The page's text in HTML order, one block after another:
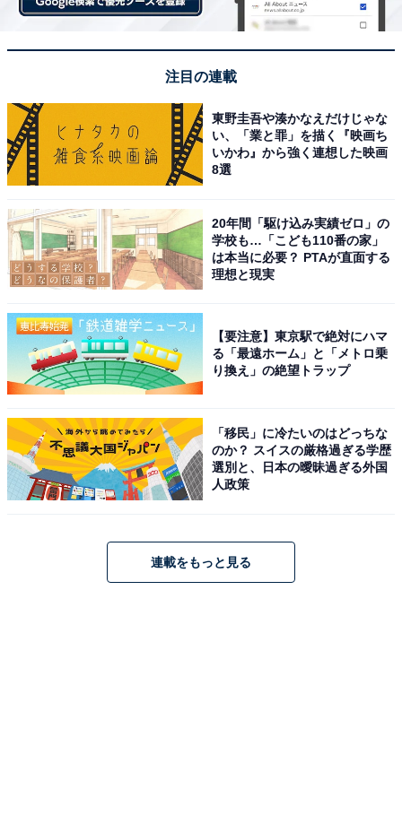
強くも優雅な絶景です。堀に映る『逆さ松本城』も人気
お掘りからすっと伸びる立ち姿はまさ絶景だと思いま
す」（40代男性／東京都）といった声が集まりました。
次ページ 7位までのランキング結果を見る
注目の連載
東野圭吾や湊かなえだけじゃな
い、「業と罪」を描く『映画ち
いかわ』から強く連想した映画
8選
20年間「駆け込み実績ゼロ」の
学校も…「こども110番の家」
は本当に必要？ PTAが直面する
理想と現実
【要注意】東京駅で絶対にハマ
る「最遠ホーム」と「メトロ乗
り換え」の絶望トラップ
「移民」に冷たいのはどっちな
のか？ スイスの厳格過ぎる学歴
選別と、日本の曖昧過ぎる外国
人政策
連載をもっと見る